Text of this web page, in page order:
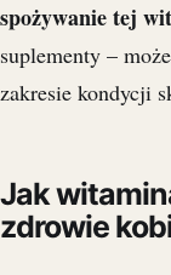
spożywanie tej
suplementy –
zakresie kondycji
Jak
zdrowie